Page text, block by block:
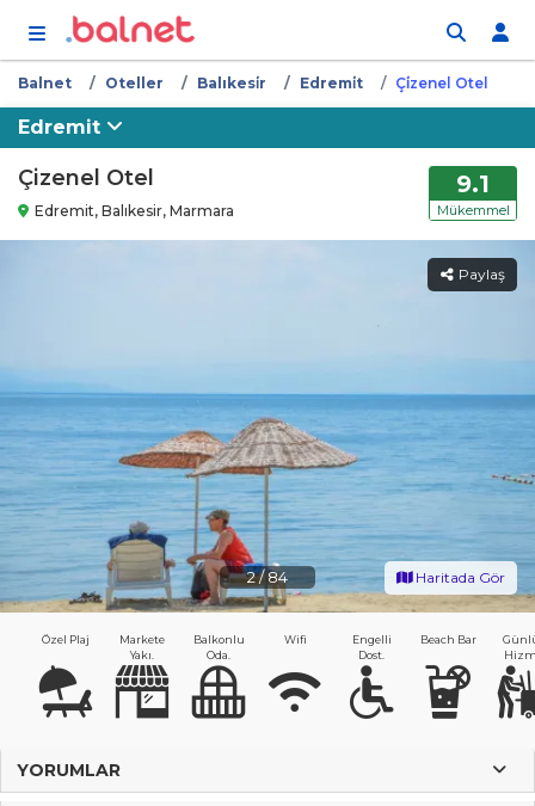
Balnet Oteller Balıkesi̇r Edremi̇t Çi̇zenel Otel
Edremit
Çizenel Otel
Edremit, Balıkesir, Marmara
9.1
Mükemmel
2/84
Paylaş
Haritada Gör
Özel Plaj
Markete
Yakı.
Balkonlu
Oda.
Wifi
Engelli
Dost.
Beach Bar
YORUMLAR